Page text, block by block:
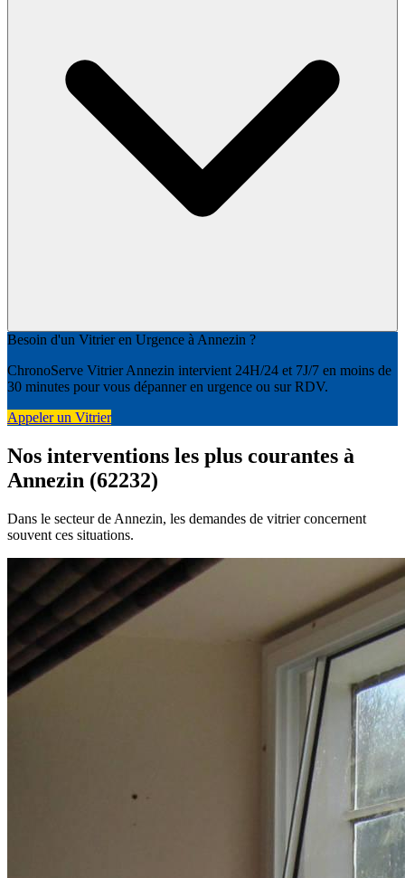
Besoin d'un Vitrier en Urgence à Annezin ?
ChronoServe Vitrier Annezin intervient 24H/24 et 7J/7 en moins de
30 minutes pour vous dépanner en urgence ou sur RDV.
Appeler un Vitrier
Nos interventions les plus courantes à
Annezin (62232)
Dans le secteur de Annezin, les demandes de vitrier concernent
souvent ces situations.